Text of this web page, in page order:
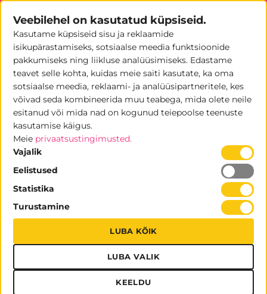
Skip
content
TOOTED SILTIDEGA “MESSIDELE” / LEHEKÜLG 5
FILTREERI
Veebilehel on kasutatud küpsiseid.
Kasutame küpsiseid sisu ja reklaamide
isikupärastamiseks, sotsiaalse meedia funktsioonide
pakkumiseks ning liikluse analüüsimiseks. Edastame
teavet selle kohta, kuidas meie saiti kasutate, ka oma
sotsiaalse meedia, reklaami- ja analüüsipartneritele, kes
võivad seda kombineerida muu teabega, mida olete neile
esitanud või mida nad on kogunud teiepoolse teenuste
kasutamise käigus.
Meie privaatsustingimusted.
Vajalik
Eelistused
Statistika
Turustamine
LUBA KÕIK
LUBA VALIK
KEELDU